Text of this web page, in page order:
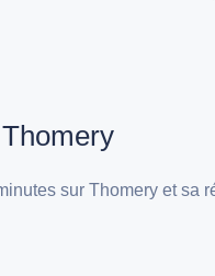
sur Thomery et sa